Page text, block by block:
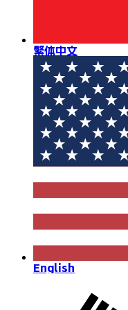
繁体中文
English